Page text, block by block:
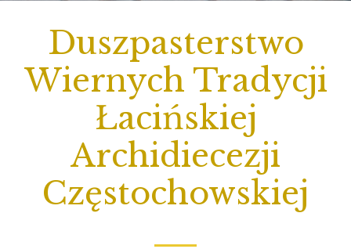
Duszpasterstwo
Wiernych Tradycji
Łacińskiej
Archidiecezji
Częstochowskiej